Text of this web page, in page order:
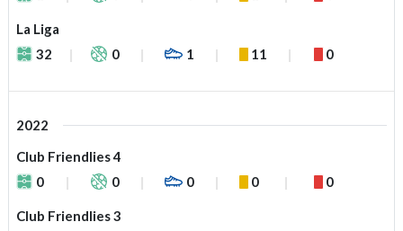
La Liga
32
0 1 11 0
2022
Club Friendlies 4
0
0 0 0 0
Club Friendlies 3